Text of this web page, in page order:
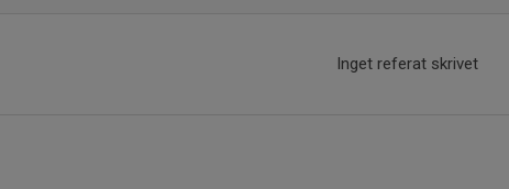
Inget referat skrivet